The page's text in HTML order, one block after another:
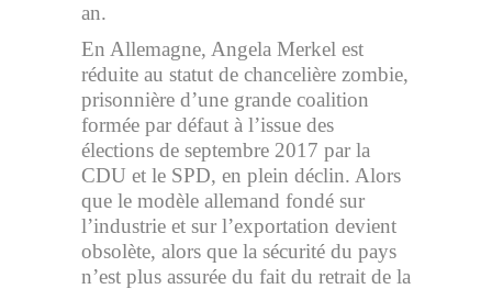
an.
En Allemagne, Angela Merkel est
réduite au statut de chancelière zombie,
prisonnière d’une grande coalition
formée par défaut à l’issue des
élections de septembre 2017 par la
CDU et le SPD, en plein déclin. Alors
que le modèle allemand fondé sur
l’industrie et sur l’exportation devient
obsolète, alors que la sécurité du pays
n’est plus assurée du fait du retrait de la